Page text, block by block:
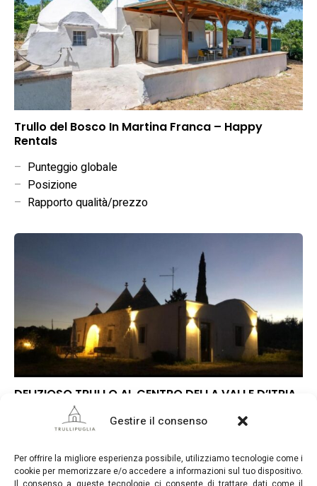
Gestire il consenso
Per offrire la migliore esperienza possibile, utilizziamo tecnologie come i
cookie per memorizzare e/o accedere a informazioni sul tuo dispositivo.
Trullo del Bosco In Martina Franca – Happy
Rentals
– Punteggio globale
– Posizione
– Rapporto qualità/prezzo
DELIZIOSO TRULLO AL CENTRO DELLA VALLE D’ITRIA
Punteggio globale
–Rapporto qualità/prezzo